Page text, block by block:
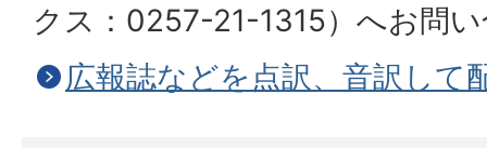
クス：0257-21-1315）へお問
広報誌などを点訳、音訳して